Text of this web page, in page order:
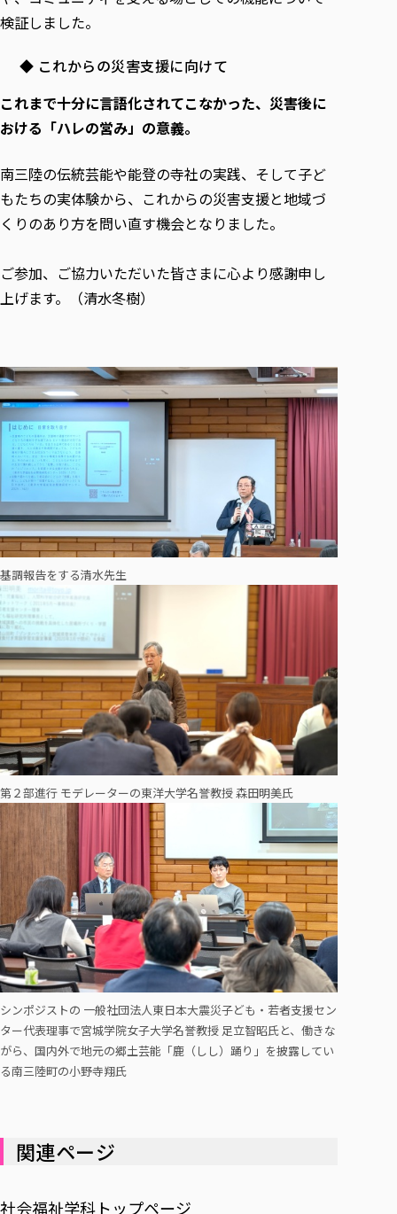
検証しました。
◆ これからの災害支援に向けて
これまで十分に言語化されてこなかった、災害後に
おける「ハレの営み」の意義。
南三陸の伝統芸能や能登の寺社の実践、そして子ど
もたちの実体験から、これからの災害支援と地域づ
くりのあり方を問い直す機会となりました。
ご参加、ご協力いただいた皆さまに心より感謝申し
上げます。（清水冬樹）
基調報告をする清水先生
第２部進行 モデレーターの東洋大学名誉教授 森田明美氏
シンポジストの 一般社団法人東日本大震災子ども・若者支援セン
ター代表理事で宮城学院女子大学名誉教授 足立智昭氏と、働きな
がら、国内外で地元の郷土芸能「鹿（しし）踊り」を披露してい
る南三陸町の小野寺翔氏
関連ページ
社会福祉学科トップページ